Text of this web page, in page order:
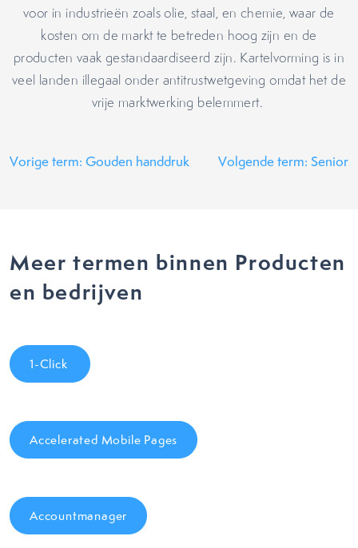
voor in industrieën zoals olie, staal, en chemie, waar de
kosten om de markt te betreden hoog zijn en de
producten vaak gestandaardiseerd zijn. Kartelvorming is in
veel landen illegaal onder antitrustwetgeving omdat het de
vrije marktwerking belemmert.
Vorige term: Gouden handdruk Volgende term: Senior
Meer termen binnen Producten
en bedrijven
1-Click
Accelerated Mobile Pages
Accountmanager